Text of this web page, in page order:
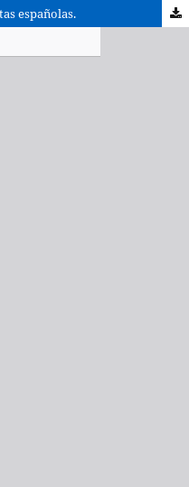
españolas.